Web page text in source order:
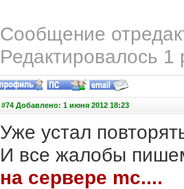
Сообщение
Редактировалось 1
#74 Добавлено: 1 июня 2012 18:23
Уже устал
И все жалобы
на сервере mc....